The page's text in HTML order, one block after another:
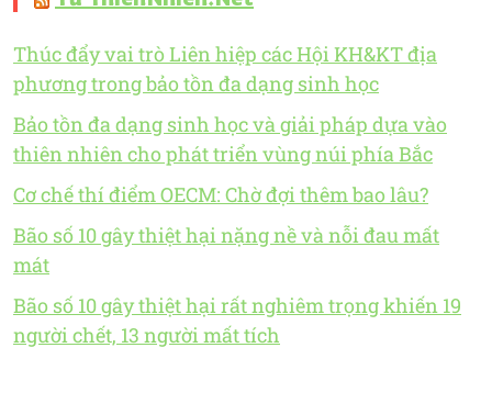
Thúc đẩy vai trò Liên hiệp các Hội KH&KT địa
phương trong bảo tồn đa dạng sinh học
Bảo tồn đa dạng sinh học và giải pháp dựa vào
thiên nhiên cho phát triển vùng núi phía Bắc
Cơ chế thí điểm OECM: Chờ đợi thêm bao lâu?
Bão số 10 gây thiệt hại nặng nề và nỗi đau mất
mát
Bão số 10 gây thiệt hại rất nghiêm trọng khiến 19
người chết, 13 người mất tích